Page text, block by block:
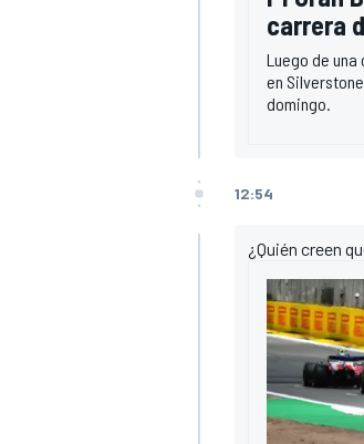
carrera
Luego de
en
domingo.
12:54
¿Quién creen